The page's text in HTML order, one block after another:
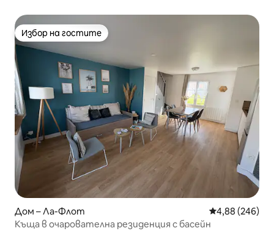
Избор на гостите
Избор на гостите
Дом – Ла-Флот Средна
4,88 (246)
Къща в очарователна резиденция с басейн